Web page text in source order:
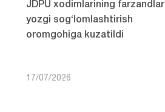
JDPU xodimlarining farzandlari
yozgi sog‘lomlashtirish
oromgohiga kuzatildi
17/07/2026